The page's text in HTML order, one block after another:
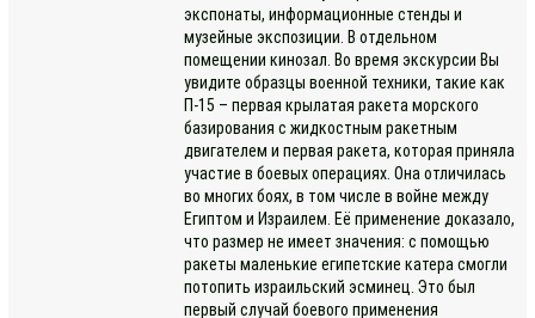
экспонаты, информационные стенды и
музейные экспозиции. В отдельном
помещении кинозал. Во время экскурсии Вы
увидите образцы военной техники, такие как
П-15 – первая крылатая ракета морского
базирования с жидкостным ракетным
двигателем и первая ракета, которая приняла
участие в боевых операциях. Она отличилась
во многих боях, в том числе в войне между
Египтом и Израилем. Её применение доказало,
что размер не имеет значения: с помощью
ракеты маленькие египетские катера смогли
потопить израильский эсминец. Это был
первый случай боевого применения